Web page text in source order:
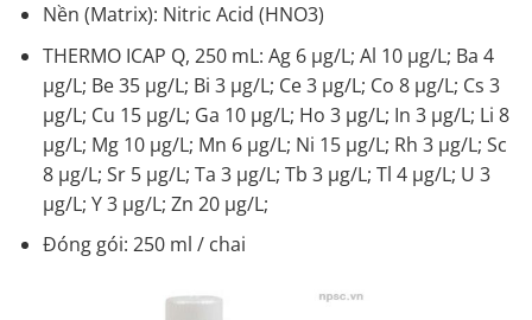
Nền (Matrix): Nitric Acid (HNO3)
THERMO ICAP Q, 250 mL: Ag 6 µg/L; Al 10 µg/L; Ba 4
µg/L; Be 35 µg/L; Bi 3 µg/L; Ce 3 µg/L; Co 8 µg/L; Cs 3
µg/L; Cu 15 µg/L; Ga 10 µg/L; Ho 3 µg/L; In 3 µg/L; Li 8
µg/L; Mg 10 µg/L; Mn 6 µg/L; Ni 15 µg/L; Rh 3 µg/L; Sc
8 µg/L; Sr 5 µg/L; Ta 3 µg/L; Tb 3 µg/L; Tl 4 µg/L; U 3
µg/L; Y 3 µg/L; Zn 20 µg/L;
Đóng gói: 250 ml / chai